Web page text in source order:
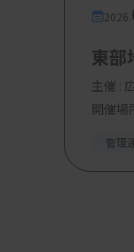
2026.
東部
主催 :
開催場
管理